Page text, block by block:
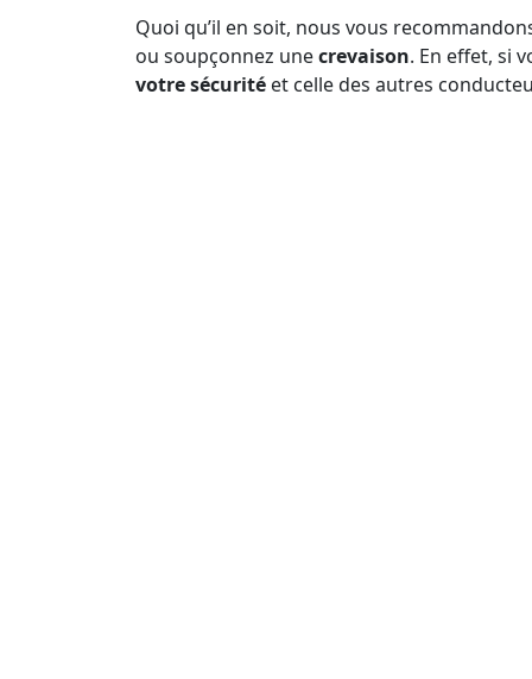
Quoi qu’il en soit, nous vous
ou soupçonnez unecrevaison. En effet, si
votre sécurité et celle des autres